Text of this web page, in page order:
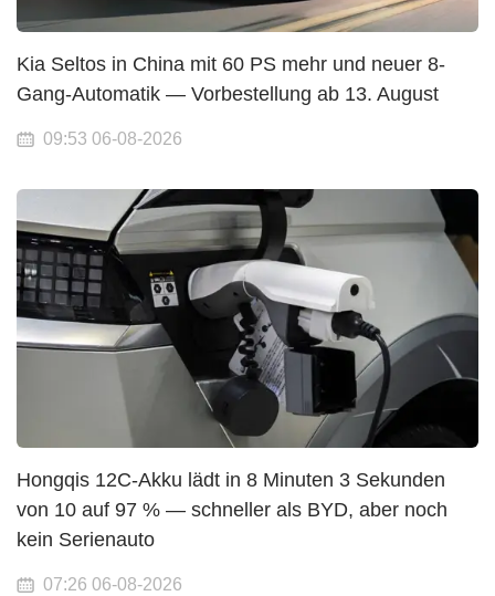
Kia Seltos in China mit 60 PS mehr und neuer 8-
Gang-Automatik — Vorbestellung ab 13. August
09:53 06-08-2026
Hongqis 12C-Akku lädt in 8 Minuten 3 Sekunden
von 10 auf 97 % — schneller als BYD, aber noch
kein Serienauto
07:26 06-08-2026